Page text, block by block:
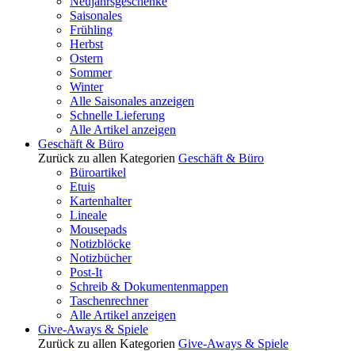
Saisonales
Frühling
Herbst
Ostern
Sommer
Winter
Alle Saisonales anzeigen
Schnelle Lieferung
Alle Artikel anzeigen
Geschäft & Büro
Zurück zu allen Kategorien Geschäft & Büro
Büroartikel
Etuis
Kartenhalter
Lineale
Mousepads
Notizblöcke
Notizbücher
Post-It
Schreib & Dokumentenmappen
Taschenrechner
Alle Artikel anzeigen
Give-Aways & Spiele
Zurück zu allen Kategorien Give-Aways & Spiele